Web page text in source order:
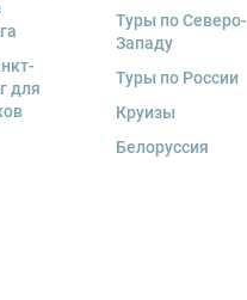
полностью
наводнениями,
а также,
объекта. В случае
объеме.
Ответственность за
возлагается на
полную
для
Туры по Северо-
Западу
Туры по России
Круизы
Белоруссия